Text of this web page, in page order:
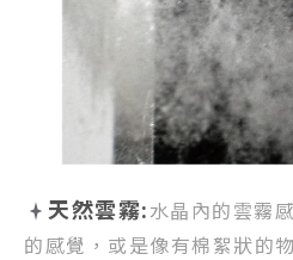
天然雲霧:水晶內的雲霧感
的感覺， 或是像有棉絮狀的